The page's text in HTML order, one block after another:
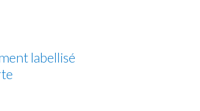
labellisé